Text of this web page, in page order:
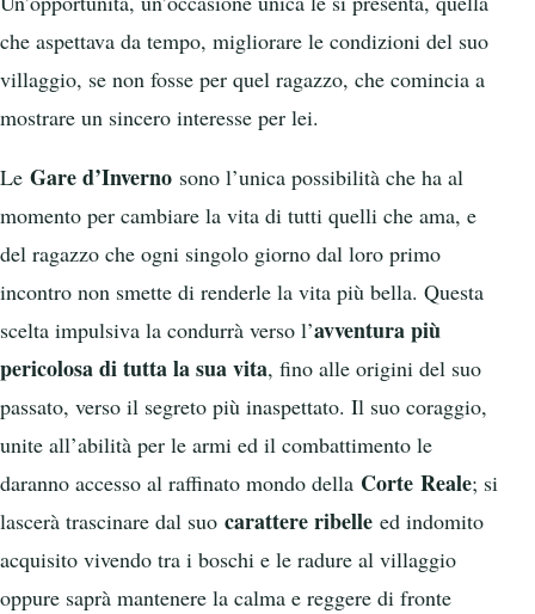
che aspettava da tempo, migliorare le condizioni del suo
villaggio, se non fosse per quel ragazzo, che comincia a
mostrare un sincero interesse per lei.
Le Gare d’Inverno sono l’unica possibilità che ha al
momento per cambiare la vita di tutti quelli che ama, e
del ragazzo che ogni singolo giorno dal loro primo
incontro non smette di renderle la vita più bella. Questa
scelta impulsiva la condurrà verso l’avventura più
pericolosa di tutta la sua vita, fino alle origini del suo
passato, verso il segreto più inaspettato. Il suo coraggio,
unite all’abilità per le armi ed il combattimento le
daranno accesso al raffinato mondo della Corte Reale; si
lascerà trascinare dal suo carattere ribelle ed indomito
acquisito vivendo tra i boschi e le radure al villaggio
oppure saprà mantenere la calma e reggere di fronte